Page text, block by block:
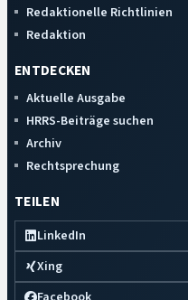
Redaktionelle Richtlinien
Redaktion
ENTDECKEN
Aktuelle Ausgabe
HRRS-Beiträge suchen
Archiv
Rechtsprechung
TEILEN
LinkedIn
Xing